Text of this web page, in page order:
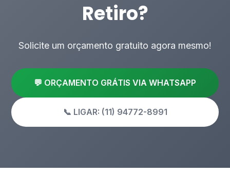
Retiro?
Solicite um orçamento gratuito agora mesmo!
💬 ORÇAMENTO GRÁTIS VIA WHATSAPP
📞 LIGAR: (11) 94772-8991